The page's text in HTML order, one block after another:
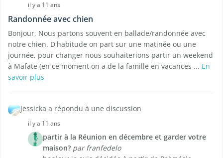
il y a 11 ans
Randonnée avec chien
Bonjour, Nous partons souvent en ballade/randonnée avec
notre chien. D'habitude on part sur une matinée ou une
journée, pour changer nous souhaiterions partir un weekend
à Mafate (en ce moment on a de la famille en vacances ... En
savoir plus
jessicka a répondu à une discussion
il y a 11 ans
partir à la Réunion en décembre et garder votre
maison? par franfedelo